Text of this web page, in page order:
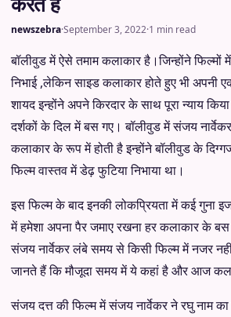
newszebra·September 3, 2022·1 min read
बॉलीवुड में ऐसे तमाम कलाकार है।जिन्होंने फिल्मों
निभाई ,लेकिन साइड कलाकार होते हुए भी अपनी
शायद इन्होंने अपने किरदार के साथ पूरा न्याय
दर्शकों के दिल में बस गए। बॉलीवुड में संजय
कलाकार के रूप में होती है इन्होंने बॉलीवुड के
फिल्म वास्तव में डेढ़ फुटिया निभाया था।
इस फिल्म के बाद इनकी लोकप्रियता में कई गुना
में हमेशा अपना पैर जमाए रखना हर कलाकार के बस
संजय नार्वेकर लंबे समय से किसी फिल्म में नजर
जानते हैं कि मौजूदा समय में ये कहां है और आज कल
संजय दत्त की फिल्म में संजय नार्वेकर ने रघु नाम का